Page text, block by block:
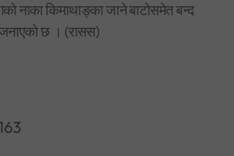
नाका किमाथाङ्का जाने बाटोसमेत बन्द
छ । (रासस)
163